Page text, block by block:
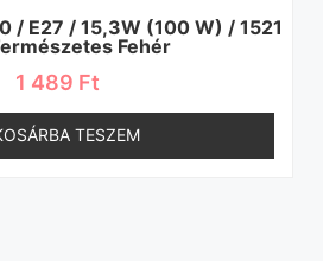
/ E27 / 15,3W (100 W) / 1521
Fehér
1 489 Ft
TESZEM